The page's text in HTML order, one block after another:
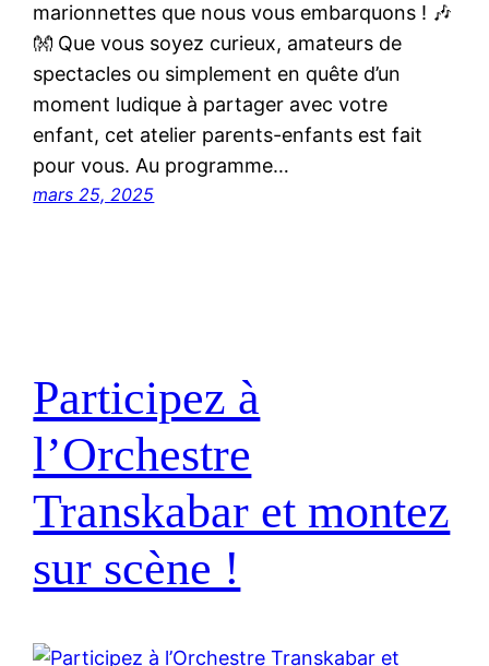
marionnettes que nous vous embarquons ! 🎶
👐 Que vous soyez curieux, amateurs de
spectacles ou simplement en quête d’un
moment ludique à partager avec votre
enfant, cet atelier parents-enfants est fait
pour vous. Au programme…
mars 25, 2025
Participez à
l’Orchestre
Transkabar et montez
sur scène !